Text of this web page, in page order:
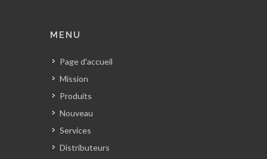
MENU
Page d'accueil
Mission
Produits
Nouveau
Services
Distributeurs